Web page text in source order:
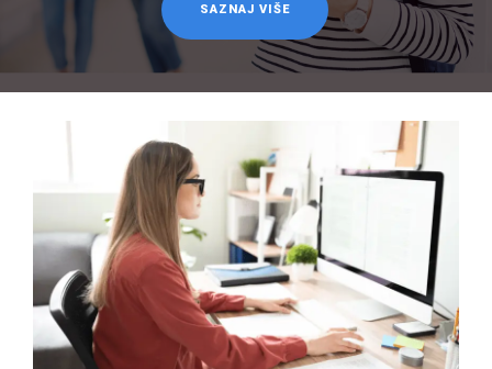
KURSEVI
NOVOSTI
KONTAKT
SAZNAJ VIŠE